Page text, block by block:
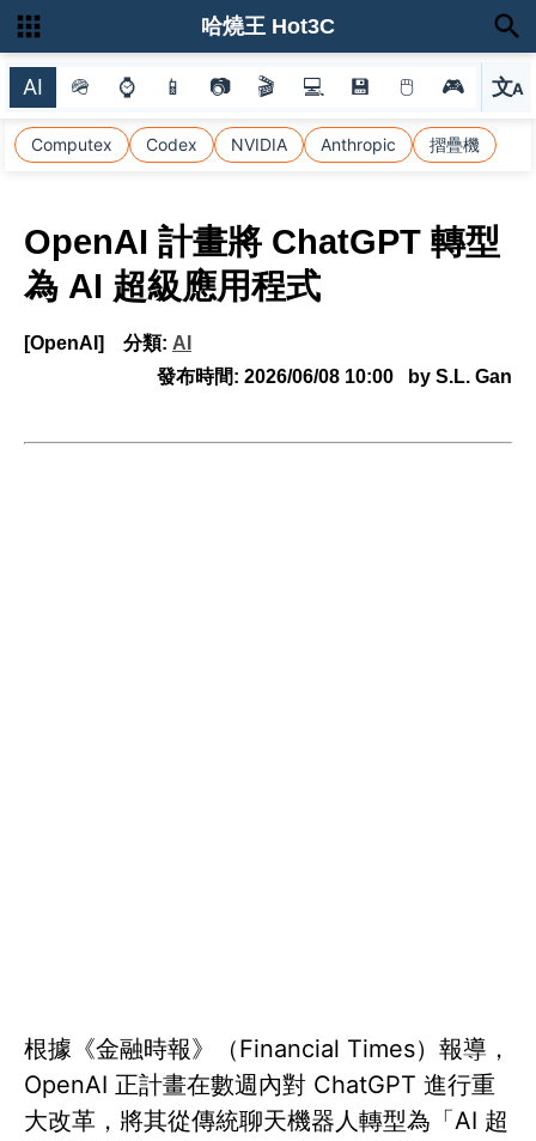
AI 🪖 ⌚ 📱 📷 🎬 💻 💾 🖱 🎮 文A
選
Computex Codex NVIDIA Anthropic 摺疊機
哈燒王 Hot3C
OpenAI 計畫將 ChatGPT 轉型
為 AI 超級應用程式
[OpenAI] 分類: AI
發布時間: 2026/06/08 10:00 by S.L. Gan
根據《金融時報》（Financial Times）報導，
OpenAI 正計畫在數週內對 ChatGPT 進行重
大改革，將其從傳統聊天機器人轉型為「AI 超